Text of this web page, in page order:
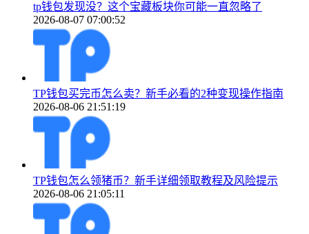
tp钱包发现没？这个宝藏板块你可能一直忽略了
2026-08-07 07:00:52
TP钱包买完币怎么卖？新手必看的2种变现操作指南
2026-08-06 21:51:19
TP钱包怎么领猪币？新手详细领取教程及风险提示
2026-08-06 21:05:11